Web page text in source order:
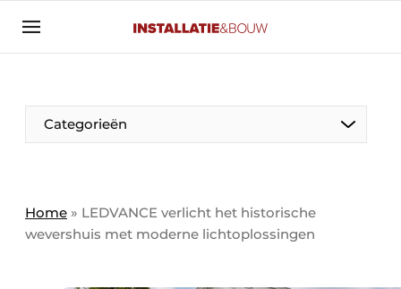
Aanmelden
Banner overzicht
BedrijvenAanmeldenBedankt voor de aanmelding
Contact
Evenement aanmelden
Categorieën
Home » LEDVANCE verlicht het historische
wevershuis met moderne lichtoplossingen